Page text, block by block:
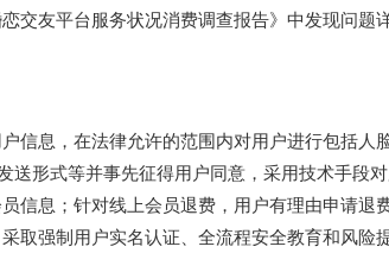
交友平台服务状况消费调查报告》中发现问题
信息，在法律允许的范围内对用户进行包括人
送形式等并事先征得用户同意，采用技术手段
信息；针对线上会员退费，用户有理由申请退
取强制用户实名认证、全流程安全教育和风险